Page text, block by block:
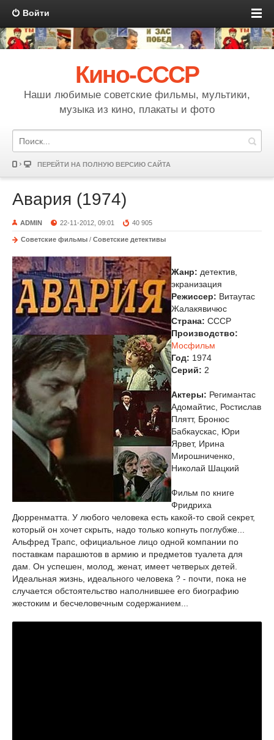
Войти
Кино-СССР
Наши любимые советские фильмы, мультики,
музыка из кино, плакаты и фото
ПЕРЕЙТИ НА ПОЛНУЮ ВЕРСИЮ САЙТА
Авария (1974)
ADMIN 22-11-2012, 09:01 40 905
Советские фильмы / Советские детективы
Жанр: детектив,
экранизация
Режиссер: Витаутас
Жалакявичюс
Страна: СССР
Производство:
Мосфильм
Год: 1974
Cерий: 2
Актеры: Регимантас
Адомайтис, Ростислав
Плятт, Бронюс
Бабкаускас, Юри
Ярвет, Ирина
Мирошниченко,
Николай Шацкий
Фильм по книге
Фридриха
Дюрренматта. У любого человека есть какой-то свой секрет,
который он хочет скрыть, надо только копнуть поглубже...
Альфред Трапс, официальное лицо одной компании по
поставкам парашютов в армию и предметов туалета для
дам. Он успешен, молод, женат, имеет четверых детей.
Идеальная жизнь, идеального человека ? - почти, пока не
случается обстоятельство наполнившее его биографию
жестоким и бесчеловечным содержанием...